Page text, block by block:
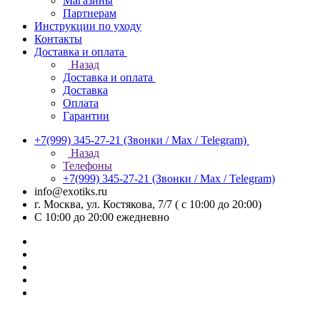
Партнерам
Инструкции по уходу
Контакты
Доставка и оплата
Назад
Доставка и оплата
Доставка
Оплата
Гарантии
+7(999) 345-27-21 (Звонки / Max / Telegram)
Назад
Телефоны
+7(999) 345-27-21 (Звонки / Max / Telegram)
info@exotiks.ru
г. Москва, ул. Костякова, 7/7 ( с 10:00 до 20:00)
С 10:00 до 20:00 ежедневно